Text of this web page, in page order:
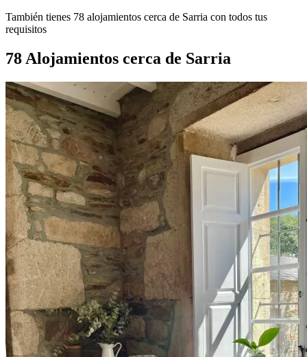
También tienes 78 alojamientos cerca de Sarria con todos tus
requisitos
78 Alojamientos cerca de Sarria